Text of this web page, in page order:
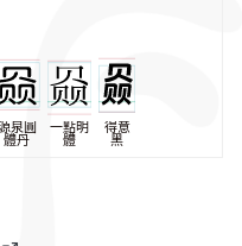
泉圓
體丹
一點明
體
得意
黑